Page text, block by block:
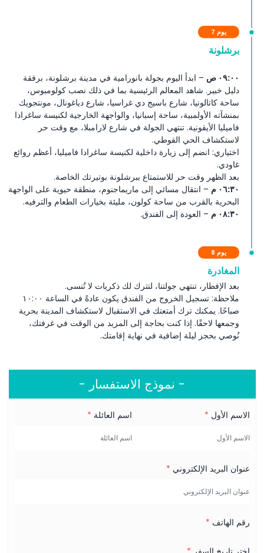
يوم 7
برشلونة
٠٩:٠٠ ص
– ابدأ اليوم بجولة بانورامية في مدينة برشلونة، برفقة
دليل خبير. شاهد المعالم الرئيسية بما في ذلك نصب كولومبوس،
ساحة كاتالونيا، شارع باسيج دي غراسيا، شارع دياغونال، مونتجويك
بمنشآته الأولمبية، ساحة إسبانيا، والواجهة الخارجية لكنيسة ساغرادا
فاميليا الأيقونية. تنتهي الجولة في شارع لارامبلا، مع وقت حر
لاستكشاف الحي القوطي.
اختياري: انضم إلى زيارة داخلية لكنيسة ساغرادا فاميليا، أعظم روائع
غاودي.
بعد الظهر وقت حر للاستمتاع ببرشلونة بوتيرتك الخاصة.
٠٦:٣٠ م
– انتقال مسائي إلى ماريماجنوم، منطقة حيوية على الواجهة
البحرية بالقرب من ساحة كولون، مليئة بخيارات الطعام والترفيه.
٠٨:٣٠ م
– العودة إلى الفندق.
يوم 8
المغادرة
بعد الإفطار، تنتهي جولتنا، لتترك لك ذكريات لا تُنسى.
ملاحظة: تسجيل الخروج من الفندق يكون عادةً في الساعة ١٠:٠٠
صباحًا. يمكنك ترك أمتعتك في الاستقبال لاستكشاف المدينة بحرية
وجمعها لاحقًا. إذا كنت بحاجة إلى المزيد من الوقت في غرفتك،
نُوصي بحجز ليلة إضافية في نهاية إقامتك.
- نموذج الاستفسار -
الاسم الأول * اسم العائلة *
عنوان البريد الإلكتروني *
رقم الهاتف *